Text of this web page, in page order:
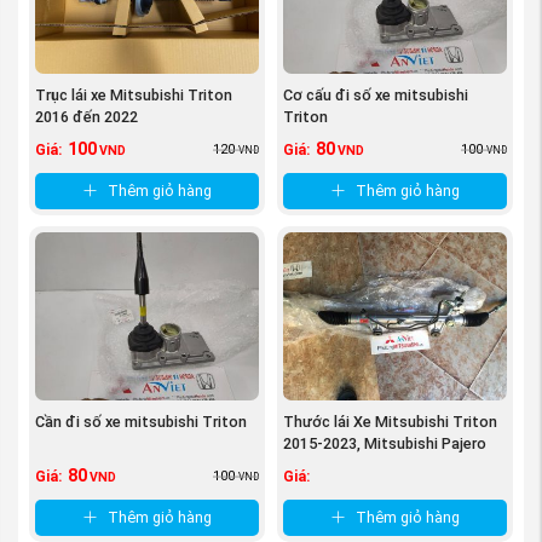
Cách phân biệt được Bơm trợ lực lái xe Mitsubishi
Triton 2019-2022 hàng chính hãng và hàng nhái:
Tem nhãn: Theo đúng tiêu chuẩn hãng
Bao bì: sản phẩm được đựng trong hộp theo tiêu
Đường nét sản phẩm sắc sảo, rõ nét, không trầy
Trục lái xe Mitsubishi Triton
2016 đến 2022
Giá: 100 VND 120 VND
Thêm giỏ hàng
Cơ cấu đi số xe mitsubishi
Triton
Giá: 80 VND 100 VND
Thêm giỏ hàng
Cần đi số xe mitsubishi Triton
Giá: 80 VND 100 VND
Thêm giỏ hàng
Thước lái Xe Mitsubishi Triton
2015-2023, Mitsubishi Pajero
Giá:
Thêm giỏ hàng